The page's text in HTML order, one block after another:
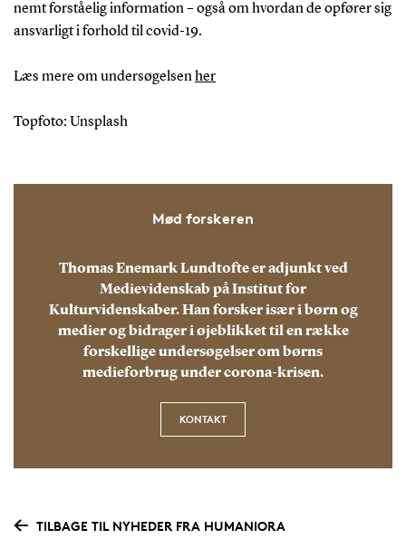
nemt forståelig information – også om hvordan de opfører sig
ansvarligt i forhold til covid-19.
Læs mere om undersøgelsenher
Topfoto: Unsplash
Mød forskeren
Thomas Enemark Lundtofte er adjunkt ved
Medievidenskab på Institut for
Kulturvidenskaber. Han forsker især i børn og
medier og bidrager i øjeblikket til en række
forskellige undersøgelser om børns
medieforbrug under corona-krisen.
KONTAKT
TILBAGE TIL NYHEDER FRA HUMANIORA